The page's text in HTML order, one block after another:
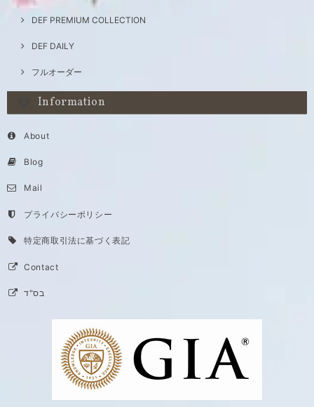
DEF PREMIUM COLLECTION
DEF DAILY
フルオーダー
Information
About
Blog
Mail
プライバシーポリシー
特定商取引法に基づく表記
Contact
בס"ד